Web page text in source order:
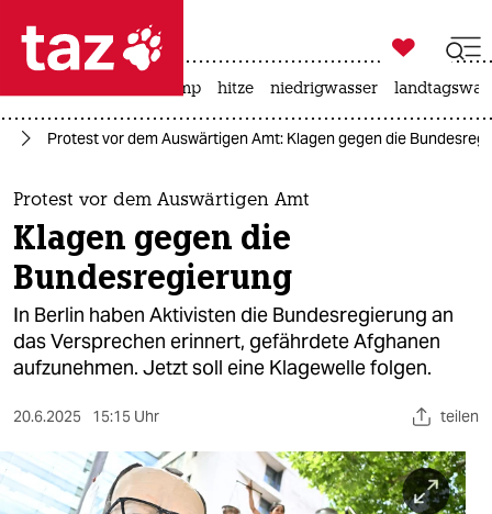
 taz zahl ich
taz zahl ich
themen
politik
öko
gesellschaft
sport
berlin

taz zahl ich
usa unter trump hitze niedrigwasser
Protest vor dem Auswärtigen Amt: Klagen gegen die
Protest vor dem Auswärtigen Amt
Klagen gegen die
Bundesregierung
In Berlin haben Ak­ti­vis­ten die Bundesregierung an
das Versprechen erinnert, gefährdete Af­gha­nen
aufzunehmen. Jetzt soll eine Klagewelle folgen.
20.6.2025 15:15 Uhr teilen